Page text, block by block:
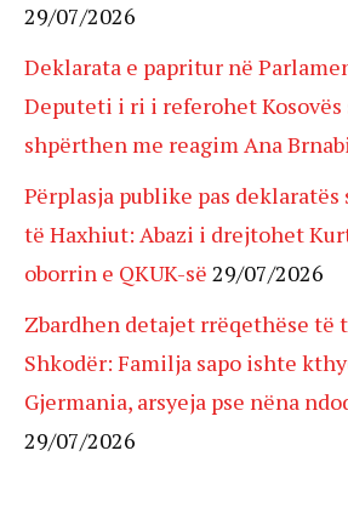
29/07/2026
Deklarata e papritur në
Deputeti i ri i referohet Kosovës
shpërthen me reagim Ana
Përplasja publike pas
të Haxhiut: Abazi i drejtohet
oborrin e QKUK-së 29/07/2026
Zbardhen detajet rrëqethëse të
Shkodër: Familja sapo ishte
Gjermania, arsyeja pse nëna
29/07/2026